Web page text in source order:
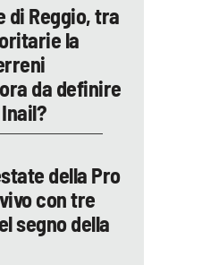
di Reggio, tra
la
da definire
della Pro
con tre
segno della